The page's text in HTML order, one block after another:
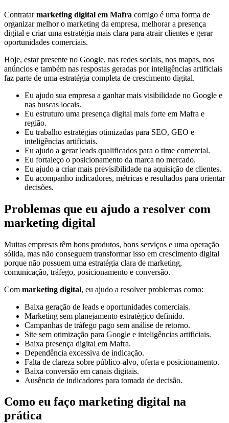
Contratarmarketing digital em Mafra comigo é uma forma de
organizar melhor o marketing da empresa, melhorar a presença
digital e criar uma estratégia mais clara para atrair clientes e gerar
oportunidades comerciais.
Hoje, estar presente no Google, nas redes sociais, nos mapas, nos
anúncios e também nas respostas geradas por inteligências artificiais
faz parte de uma estratégia completa de crescimento digital.
Eu ajudo sua empresa a ganhar mais visibilidade no Google e
nas buscas locais.
Eu estruturo uma presença digital mais forte em Mafra e
região.
Eu trabalho estratégias otimizadas para SEO, GEO e
inteligências artificiais.
Eu ajudo a gerar leads qualificados para o time comercial.
Eu fortaleço o posicionamento da marca no mercado.
Eu ajudo a criar mais previsibilidade na aquisição de clientes.
Eu acompanho indicadores, métricas e resultados para orientar
decisões.
Problemas que eu ajudo a resolver com
marketing digital
Muitas empresas têm bons produtos, bons serviços e uma operação
sólida, mas não conseguem transformar isso em crescimento digital
porque não possuem uma estratégia clara de marketing,
comunicação, tráfego, posicionamento e conversão.
Com marketing digital, eu ajudo a resolver problemas como:
Baixa geração de leads e oportunidades comerciais.
Marketing sem planejamento estratégico definido.
Campanhas de tráfego pago sem análise de retorno.
Site sem otimização para Google e inteligências artificiais.
Baixa presença digital em Mafra.
Dependência excessiva de indicação.
Falta de clareza sobre público-alvo, oferta e posicionamento.
Baixa conversão em canais digitais.
Ausência de indicadores para tomada de decisão.
Como eu faço marketing digital na
prática